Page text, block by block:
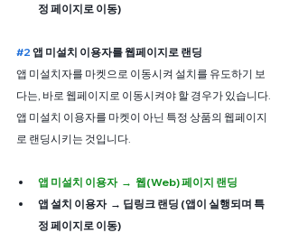
정 페이지로 이동)
#2 앱 미설치 이용자를 웹페이지로 랜딩
앱 미설치자를 마켓으로 이동시켜 설치를 유도하기 보
다는, 바로 웹페이지로 이동시켜야 할 경우가 있습니다.
앱 미설치 이용자를 마켓이 아닌 특정 상품의 웹페이지
로 랜딩시키는 것입니다.
앱 미설치 이용자  →  웹(Web) 페이지 랜딩
앱 설치 이용자  → 딥링크 랜딩 (앱이 실행되며 특
정 페이지로 이동)